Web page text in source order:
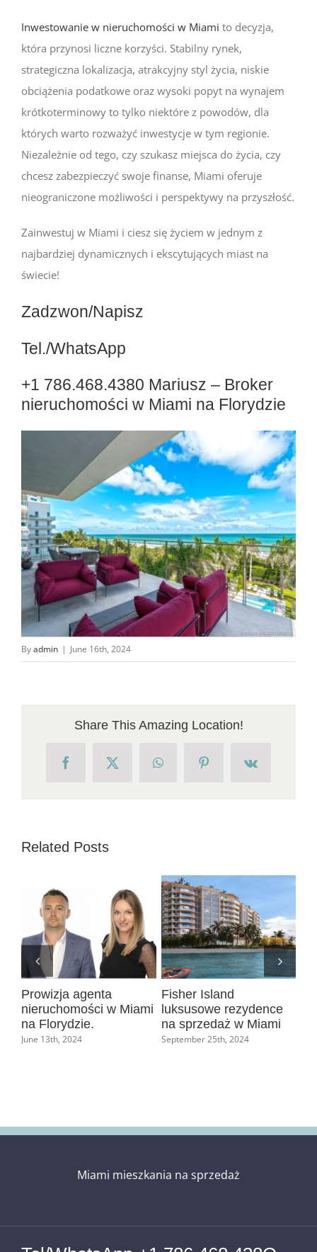
Inwestowanie w nieruchomości w Miami to decyzja,
która przynosi liczne korzyści. Stabilny rynek,
strategiczna lokalizacja, atrakcyjny styl życia, niskie
obciążenia podatkowe oraz wysoki popyt na wynajem
krótkoterminowy to tylko niektóre z powodów, dla
których warto rozważyć inwestycje w tym regionie.
Niezależnie od tego, czy szukasz miejsca do życia, czy
chcesz zabezpieczyć swoje finanse, Miami oferuje
nieograniczone możliwości i perspektywy na przyszłość.
Zainwestuj w Miami i ciesz się życiem w jednym z
najbardziej dynamicznych i ekscytujących miast na
świecie!
Zadzwon/Napisz
Tel./WhatsApp
+1 786.468.4380 Mariusz – Broker
nieruchomości w Miami na Florydzie
Byadmin | June 16th, 2024
Share This Amazing Location!
FacebookX WhatsAppPinterestVk
Related Posts
Prowizja agenta
nieruchomości w Miami
na Florydzie.
June 13th, 2024
Fisher Island
luksusowe rezydence
na sprzedaż w Miami
September 25th, 2024
Miami mieszkania na sprzedaż